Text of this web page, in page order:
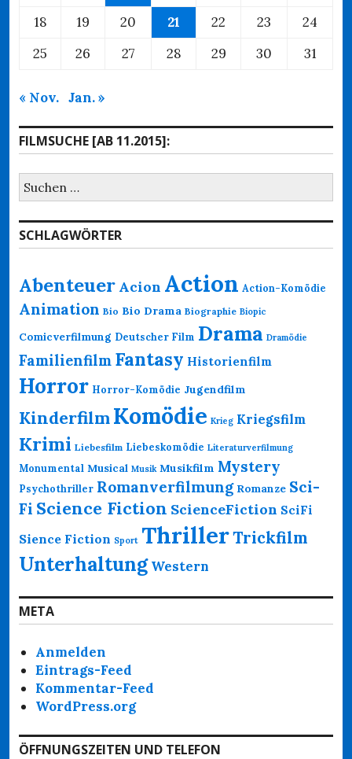
18 19 20 21 22 23
24
25
26 27 28 29 30 31
« Nov. Jan. »
FILMSUCHE [AB 11.2015]:
Suchen
nach:
SCHLAGWÖRTER
Abenteuer Acion Action Action-Komödie
Animation Bio Bio Drama Biographie Biopic
Comicverfilmung Deutscher Film Drama Dramödie
Familienfilm Fantasy Historienfilm
Horror Horror-Komödie Jugendfilm
KinderfilmKomödie Krieg Kriegsfilm
Krimi Liebesfilm Liebeskomödie Literaturverfilmung
Monumental Musical Musik Musikfilm Mystery
Psychothriller Romanverfilmung Romanze Sci-
Fi Science Fiction ScienceFiction SciFi
Sience Fiction Sport ThrillerTrickfilm
Unterhaltung Western
META
Anmelden
Eintrags-Feed
Kommentar-Feed
WordPress.org
ÖFFNUNGSZEITEN UND TELEFON